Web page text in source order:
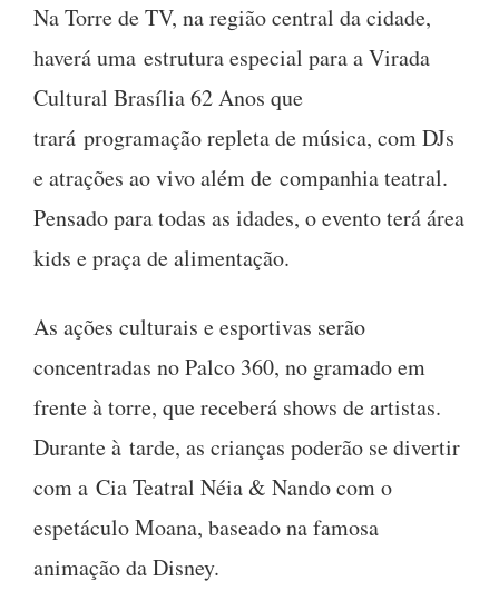
Na Torre de TV, na região central da cidade,
haverá uma estrutura especial para a Virada
Cultural Brasília 62 Anos que
trará programação repleta de música, com DJs
e atrações ao vivo além de companhia teatral.
Pensado para todas as idades, o evento terá área
kids e praça de alimentação.
As ações culturais e esportivas serão
concentradas no Palco 360, no gramado em
frente à torre, que receberá shows de artistas.
Durante à tarde, as crianças poderão se divertir
com a Cia Teatral Néia & Nando com o
espetáculo Moana, baseado na famosa
animação da Disney.